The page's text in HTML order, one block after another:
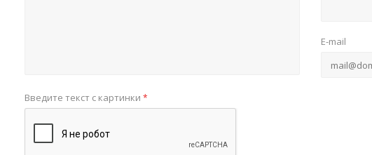
E-mail
Введите текст с картинки *